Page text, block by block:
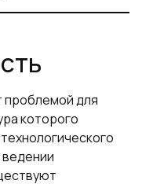
проблемой для
которого
ведении